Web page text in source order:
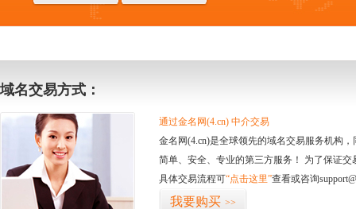
域名交易方式：
通过金名网(4.cn) 中介交易
金名网(4.cn)是全球领先的域名交易服务机构
简单、安全、专业的第三方服务！ 为了保证
具体交易流程可“点击这里”查看或咨询
我要购买 >>